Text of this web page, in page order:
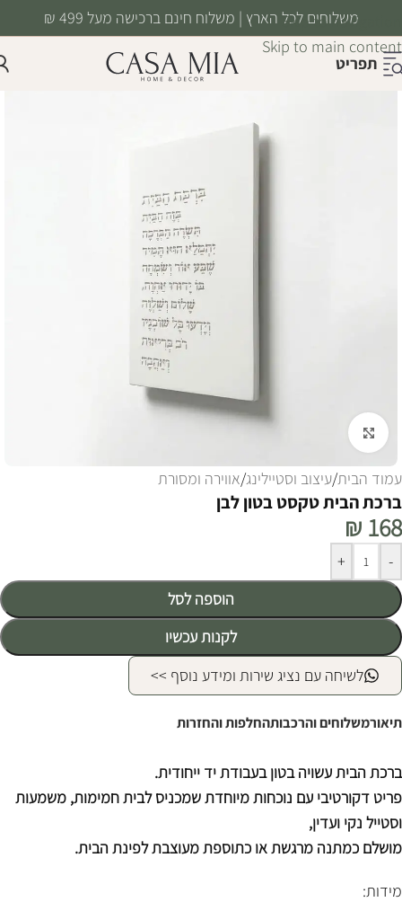
Skip to navigation
Skip to main content
משלוחים לכל הארץ | משלוח חינם ברכישה מעל 499 ₪
תפריט
לחצו להגדלה
עמוד הבית/עיצוב וסטיילינג/אווירה ומסורת
ברכת הבית טקסט בטון לבן
₪ 168
-
+
הוספה לסל
לקנות עכשיו
Alternative:
לשיחה עם נציג שירות ומידע נוסף >>
תיאורמשלוחים והרכבותהחלפות והחזרות
ברכת הבית עשויה בטון בעבודת יד ייחודית.
פריט דקורטיבי עם נוכחות מיוחדת שמכניס לבית חמימות, משמעות
וסטייל נקי ועדין,
מושלם כמתנה מרגשת או כתוספת מעוצבת לפינת הבית.
מידות: